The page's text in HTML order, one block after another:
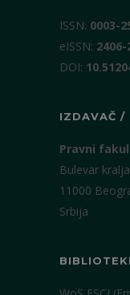
ISSN: 0003-
eISSN: 2406-
DOI:
IZDAVAČ /
Pravni
Bulevar
11000
Srbija